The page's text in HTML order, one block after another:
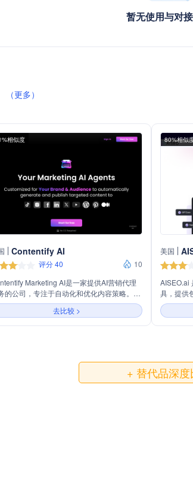
暂无使用与对
（更多）
相似度
Contentify AI
评分 40
10
Marketing AI是一家提供AI营销代理
的公司，专注于自动化和优化内容策略。主
务包括社交媒体代理、博客和SEO代理，以
将推出的更多代理服务。公司利用AI技术生
觉、文案、标签，并自动调度发布内容，同
去比较 >
80%相似
美国
AISEO.ai
具，提供
升、AI检
户快速生
+ 替代品深